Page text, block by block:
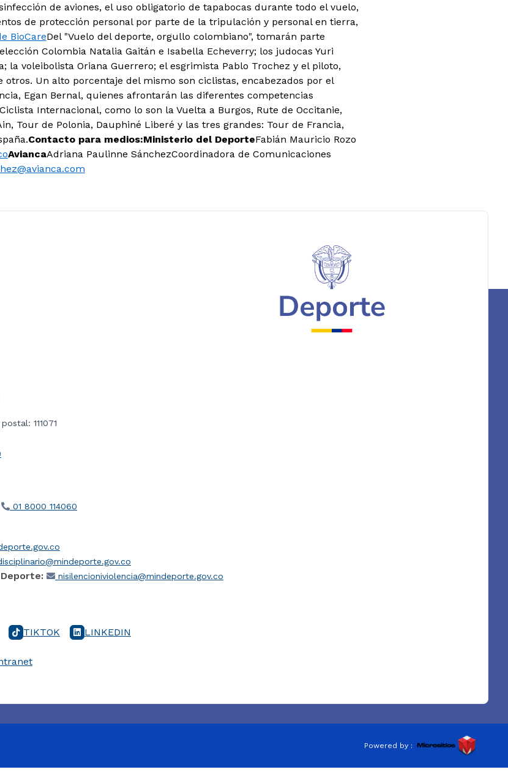
de aviones, el uso obligatorio de tapabocas durante todo el vuelo,
de protección personal por parte de la tripulación y personal en tierra,
BioCareDel "Vuelo del deporte, orgullo colombiano", tomarán parte
Colombia Natalia Gaitán e Isabella Echeverry; los judocas Yuri
la voleibolista Oriana Guerrero; el esgrimista Pablo Trochez y el piloto,
otros. Un alto porcentaje del mismo son ciclistas, encabezados por el
Egan Bernal, quienes afrontarán las diferentes competencias
Internacional, como lo son la Vuelta a Burgos, Rute de Occitanie,
Tour de Polonia, Dauphiné Liberé y las tres grandes: Tour de Francia,
Contacto para medios:Ministerio del DeporteFabián Mauricio Rozo
AviancaAdriana Paulinne SánchezCoordinadora de Comunicaciones
111071
01 8000 114060
nisilencioniviolencia@mindeporte.gov.co
TIKTOK LINKEDIN
Powered by :